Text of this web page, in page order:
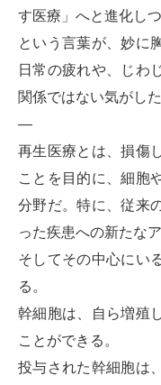
す医療」へと進化し
という言葉が、妙に
日常の疲れや、じわ
関係ではない気がした
—
再生医療とは、損傷
ことを目的に、細胞
分野だ。特に、従来
った疾患への新たな
そしてその中心にい
る。
幹細胞は、自ら増殖
ことができる。
投与された幹細胞は